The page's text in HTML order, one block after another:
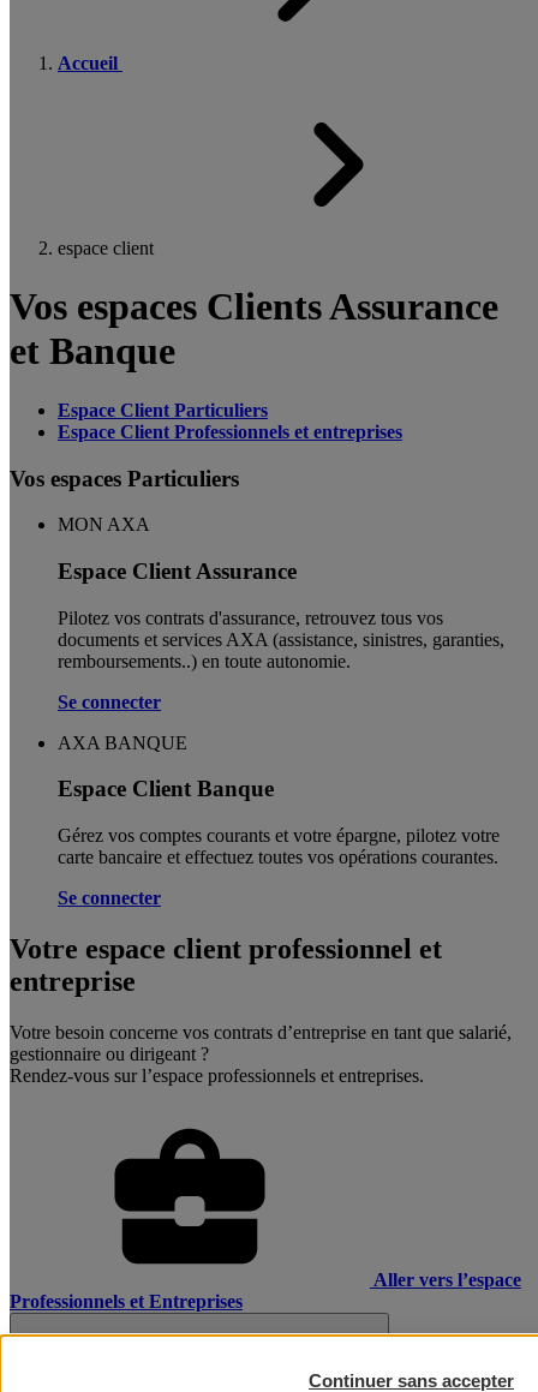
Accueil
espace client
Vos espaces Clients Assurance
et Banque
Espace Client Particuliers
Espace Client Professionnels et entreprises
Vos espaces Particuliers
MON AXA
Espace Client Assurance
Pilotez vos contrats d'assurance, retrouvez tous vos
documents et services AXA (assistance, sinistres, garanties,
remboursements..) en toute autonomie. ​
Se connecter
AXA BANQUE
Espace Client Banque
Gérez vos comptes courants et votre épargne, pilotez votre
carte bancaire et effectuez toutes vos opérations courantes.
Se connecter
Votre espace client professionnel et
entreprise
Votre besoin concerne vos contrats d’entreprise en tant que salarié,
gestionnaire ou dirigeant ?
Rendez-vous sur l’espace professionnels et entreprises.
Aller vers l’espace
Professionnels et Entreprises
Continuer sans accepter